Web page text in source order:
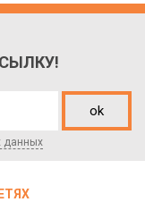
ok
данных